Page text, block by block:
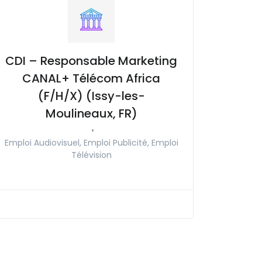
CDI – Responsable Marketing
CANAL+ Télécom Africa
(F/H/X) (Issy-les-
Moulineaux, FR)
•
Emploi Audiovisuel, Emploi Publicité, Emploi
Télévision